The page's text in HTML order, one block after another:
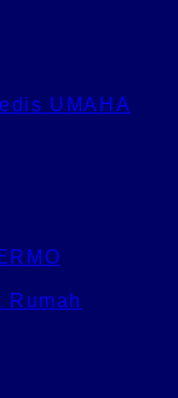
UMAHA
Rumah